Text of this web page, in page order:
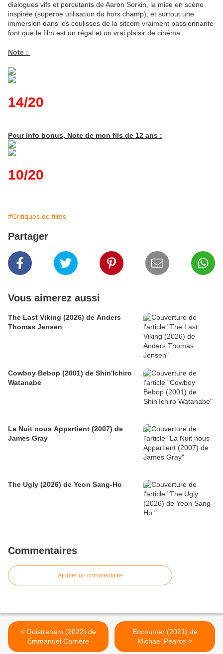
dialogues vifs et percutants de Aaron Sorkin, la mise en scène
inspirée (superbe utilisation du hors champ), et surtout une
immersion dans les coulisses de la sitcom vraiment passionnante
font que le film est un régal et un vrai plaisir de cinéma.
Note :
14/20
Pour info bonus, Note de mon fils de 12 ans :
10/20
#Critiques de films
Partager
Vous aimerez aussi
The Last Viking (2026) de Anders
Thomas Jensen
Cowboy Bebop (2001) de Shin'Ichiro
Watanabe
La Nuit nous Appartient (2007) de
James Gray
The Ugly (2026) de Yeon Sang-Ho
Commentaires
Ajouter un commentaire
< Ouistreham (2022) de
Emmanuel Carrière
Encounter (2021) de
Michael Pearce >